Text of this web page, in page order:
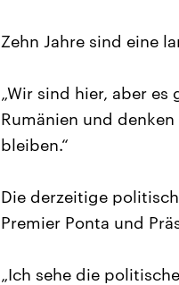
Zehn Jahre sind eine
„Wir sind hier, aber
Rumänien und
bleiben.“
Die derzeitige
Premier Ponta und
„Ich sehe die